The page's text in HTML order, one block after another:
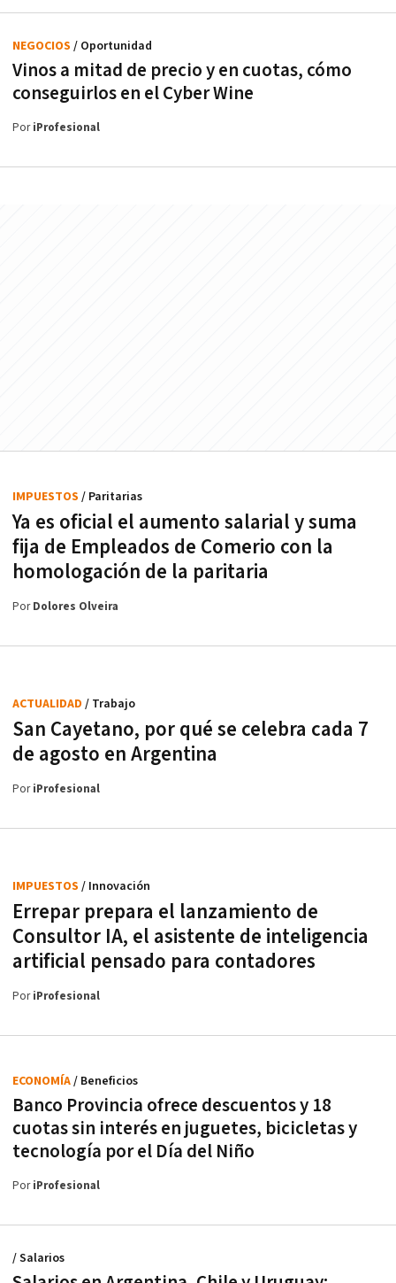
Vinos a mitad de precio y en cuotas, cómo
conseguirlos en el Cyber Wine
NEGOCIOS / Oportunidad
PoriProfesional
Ya es oficial el aumento salarial y suma
fija de Empleados de Comerio con la
homologación de la paritaria
IMPUESTOS / Paritarias
PorDolores Olveira
San Cayetano, por qué se celebra cada 7
de agosto en Argentina
ACTUALIDAD / Trabajo
PoriProfesional
Errepar prepara el lanzamiento de
Consultor IA, el asistente de inteligencia
artificial pensado para contadores
IMPUESTOS / Innovación
PoriProfesional
Banco Provincia ofrece descuentos y 18
cuotas sin interés en juguetes, bicicletas y
tecnología por el Día del Niño
ECONOMÍA/ Beneficios
PoriProfesional
/ Salarios